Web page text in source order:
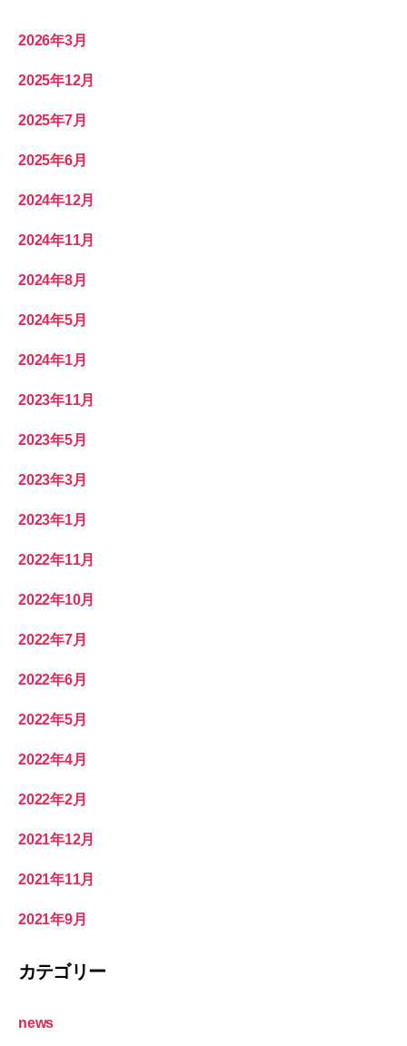
2026年3月
2025年12月
2025年7月
2025年6月
2024年12月
2024年11月
2024年8月
2024年5月
2024年1月
2023年11月
2023年5月
2023年3月
2023年1月
2022年11月
2022年10月
2022年7月
2022年6月
2022年5月
2022年4月
2022年2月
2021年12月
2021年11月
2021年9月
カテゴリー
news